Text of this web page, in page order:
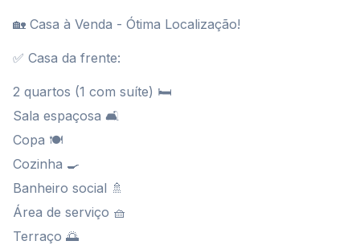
🏡 Casa à Venda - Ótima Localização!
✅ Casa da frente:
2 quartos (1 com suíte) 🛏️
Sala espaçosa 🛋️
Copa 🍽️
Cozinha 🍳
Banheiro social 🚿
Área de serviço 🧺
Terraço 🌅